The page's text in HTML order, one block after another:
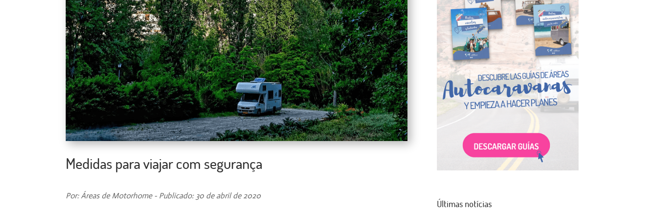
Medidas para viajar com segurança
Por: Áreas de Motorhome - Publicado: 30 de abril de 2020
Últimas notícias